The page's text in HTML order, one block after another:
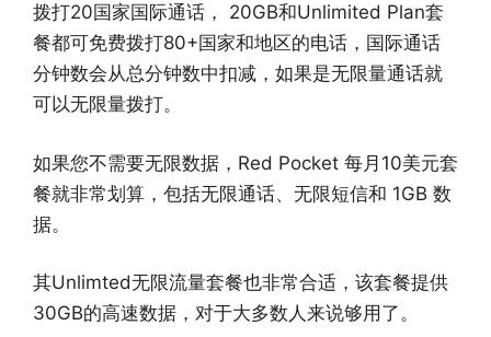
拨打20国家国际通话， 20GB和Unlimited Plan套
餐都可免费拨打80+国家和地区的电话，国际通话
分钟数会从总分钟数中扣减，如果是无限量通话就
可以无限量拨打。
如果您不需要无限数据，Red Pocket 每月10美元套
餐就非常划算，包括无限通话、无限短信和 1GB 数
据。
其Unlimted无限流量套餐也非常合适，该套餐提供
30GB的高速数据，对于大多数人来说够用了。